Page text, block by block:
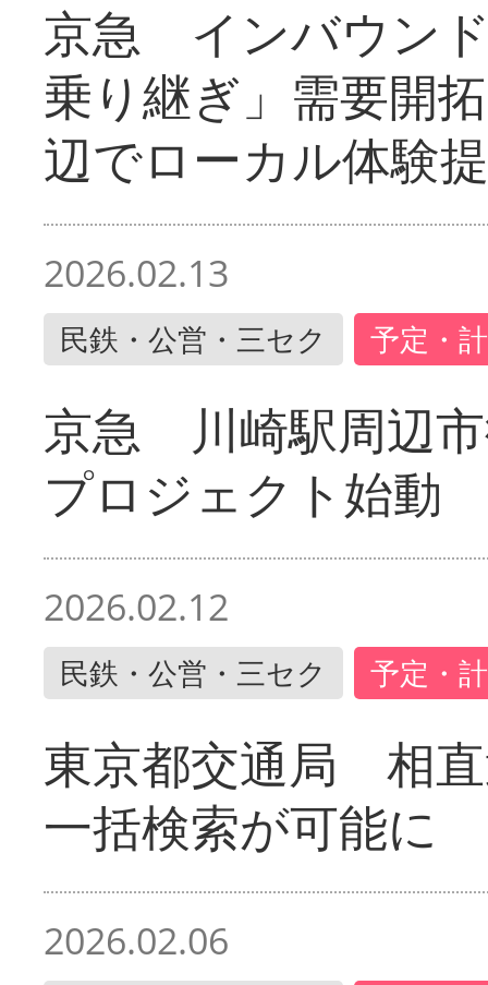
京急 インバウン
乗り継ぎ」需要開
辺でローカル体験
2026.02.13
民鉄・公営・三セク 予定・
京急 川崎駅周辺
プロジェクト始動
2026.02.12
民鉄・公営・三セク 予定・
東京都交通局 相
一括検索が可能に
2026.02.06